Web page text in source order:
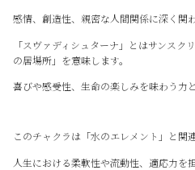
感情、創造性、親密な人間関係に深く関
「スヴァディシュターナ」とはサンス
の居場所」を意味します。
喜びや感受性、生命の楽しみを味わう力
このチャクラは「水のエレメント」と関
人生における柔軟性や流動性、適応力を担